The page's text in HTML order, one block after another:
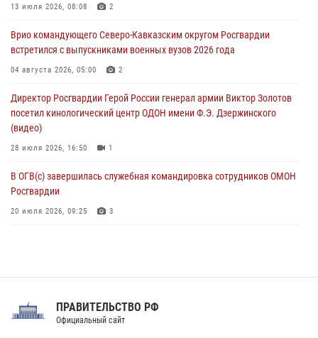
07 августа 2026, 09:05
Мастер-класс по боевым искусствам провели росгвардейцы в
Херсонской области
07 августа 2026, 08:49
13 июля 2026, 08:08 2
Врио командующего Северо-Кавказским округом Росгвардии
встретился с выпускниками военных вузов 2026 года
04 августа 2026, 05:00 2
Директор Росгвардии Герой России генерал армии Виктор Золотов
посетил кинологический центр ОДОН имени Ф.Э. Дзержинского
(видео)
28 июля 2026, 16:50 1
В ОГВ(с) завершилась служебная командировка сотрудников ОМОН
Росгвардии
20 июля 2026, 09:25 3
Праздник «Один день с Росгвардией» к 105-летию Центрального
ПРАВИТЕЛЬСТВО РФ
Официальный сайт